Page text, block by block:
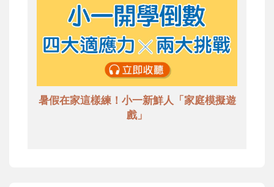
暑假在家這樣練！小一新鮮人「家庭模擬遊
戲」